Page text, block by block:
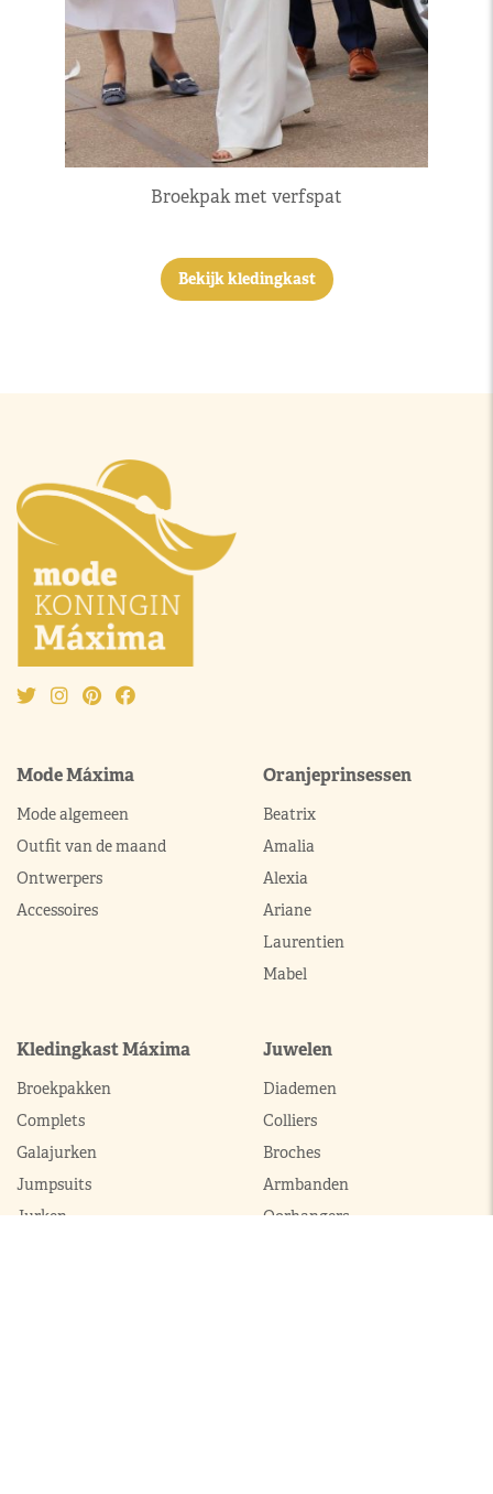
Broekpak met verfspat
Bekijk kledingkast
Mode Máxima
Mode algemeen
Outfit van de maand
Ontwerpers
Accessoires
Oranjeprinsessen
Beatrix
Amalia
Alexia
Ariane
Laurentien
Mabel
Kledingkast Máxima
Broekpakken
Complets
Galajurken
Jumpsuits
Jurken
Juwelen
Diademen
Colliers
Broches
Armbanden
Oorhangers